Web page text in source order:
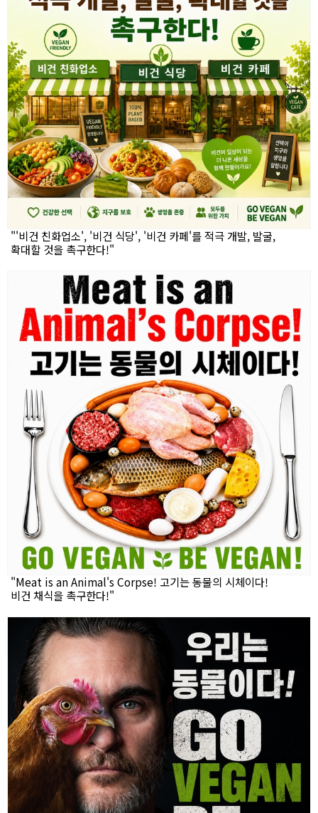
"'비건 친화업소', '비건 식당', '비건 카페'를 적극 개발, 발굴,
확대할 것을 촉구한다!"
"Meat is an Animal's Corpse! 고기는 동물의 시체이다!
비건 채식을 촉구한다!"